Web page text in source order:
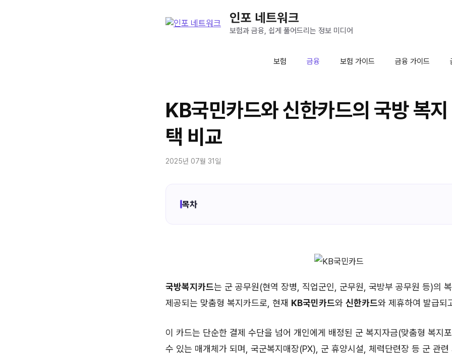
인포 네트워크
보험과 금융, 쉽게 풀어드리는 정보 미디어
보험 금융 보험 가이드 금융 가이드
KB국민카드와 신한카드의 국방 복지
택 비교
2025년 07월 31일
목차
국방복지카드는 군 공무원(현역 장병, 직업군인, 군무원, 국방부 공무원 등)의
제공되는 맞춤형 복지카드로, 현재 KB국민카드와 신한카드와 제휴하여 발급되
이 카드는 단순한 결제 수단을 넘어 개인에게 배정된 군 복지자금(맞춤형 복지
수 있는 매개체가 되며, 국군복지매장(PX), 군 휴양시설, 체력단련장 등 군 관련